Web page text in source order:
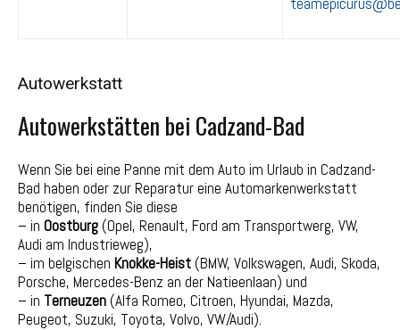
Autowerkstatt
Autowerkstätten bei Cadzand-Bad
Wenn Sie bei eine Panne mit dem Auto im Urlaub in Cadzand-
Bad haben oder zur Reparatur eine Automarkenwerkstatt
benötigen, finden Sie diese
– in Oostburg (Opel, Renault, Ford am Transportwerg, VW,
Audi am Industrieweg),
– im belgischen Knokke-Heist (BMW, Volkswagen, Audi, Skoda,
Porsche, Mercedes-Benz an der Natieenlaan) und
– in Terneuzen (Alfa Romeo, Citroen, Hyundai, Mazda,
Peugeot, Suzuki, Toyota, Volvo, VW/Audi).